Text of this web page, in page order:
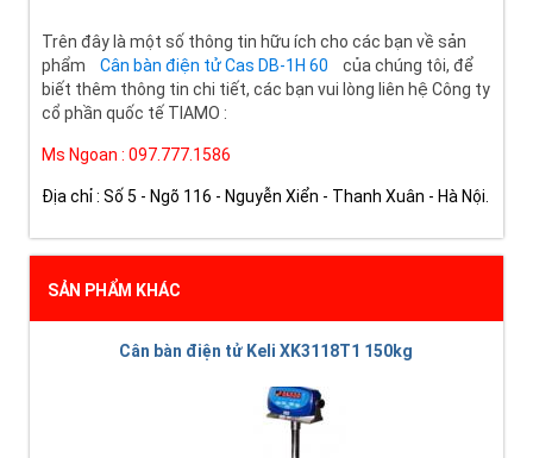
Trên đây là một số thông tin hữu ích cho các bạn về sản
phẩm
Cân bàn điện tử Cas DB-1H 60
của chúng tôi, để
biết thêm thông tin chi tiết, các bạn vui lòng liên hệ Công ty
cổ phần quốc tế TIAMO :
Ms Ngoan : 097.777.1586
Địa chỉ : Số 5 - Ngõ 116 - Nguyễn Xiển - Thanh Xuân - Hà Nội.
SẢN PHẨM KHÁC
Cân bàn điện tử Keli XK3118T1 150kg